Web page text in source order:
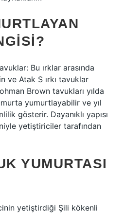
Bu ırklar arasında
ve Atak S ırkı tavuklar
Brown tavukları yılda
yumurtlayabilir ve yıl
gösterir. Dayanıklı yapısı
yetiştiriciler tarafından
YUMURTASI
yetiştirdiği Şili kökenli